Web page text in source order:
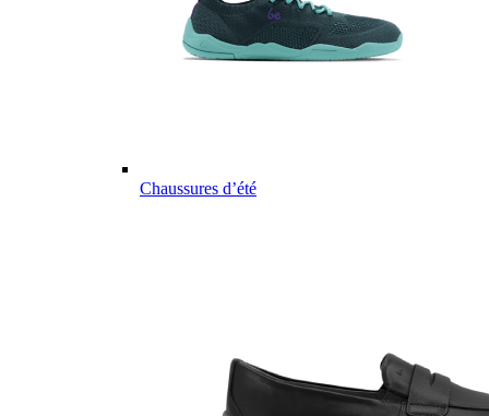
Chaussures d’été